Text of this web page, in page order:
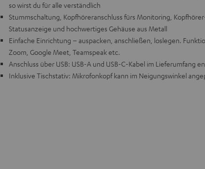
so wirst du für alle verständlich
Stummschaltung, Kopfhöreranschluss fürs Monitoring,
Statusanzeige und hochwertiges Gehäuse aus Metall
Einfache Einrichtung – auspacken, anschließen, loslegen.
Zoom, Google Meet, Teamspeak etc.
Anschluss über USB: USB-A und USB-C-Kabel im Lieferumfang
Inklusive Tischstativ: Mikrofonkopf kann im Neigungswinkel